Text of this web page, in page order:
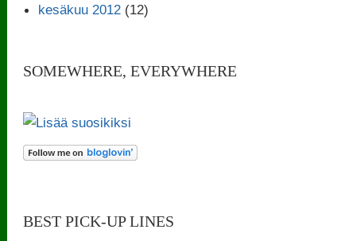
kesäkuu 2012 (12)
SOMEWHERE, EVERYWHERE
BEST PICK-UP LINES